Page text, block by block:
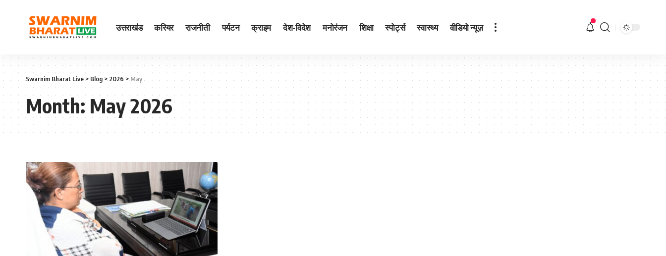
उत्तराखंड करियर राजनीती पर्यटन क्राइम देश-विदेश मनोरंजन शिक्षा स्पोर्ट्स स्वास्थ्य वीडियो न्यूज़
Swarnim Bharat Live> Blog >2026 >May
Month: May 2026